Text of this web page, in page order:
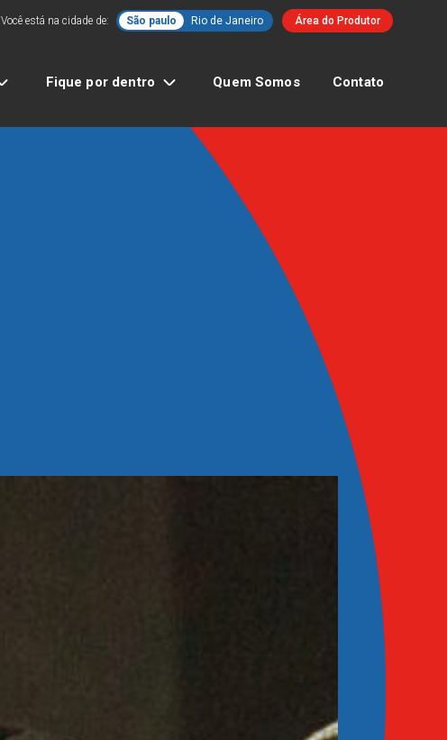
Você está na cidade de: São paulo Rio de Janeiro Área do Produtor
Fique por dentro Quem Somos Contato